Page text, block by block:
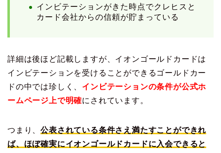
インビテーションがきた時点でクレヒスと
カード会社からの信頼が貯まっている
詳細は後ほど記載しますが、イオンゴールドカードは
インビテーションを受けることができるゴールドカー
ドの中では珍しく、 インビテーションの条件が公式ホ
ームページ上で明確にされています。
つまり、公表されている条件さえ満たすことができれ
ば、ほぼ確実にイオンゴールドカードに入会できると